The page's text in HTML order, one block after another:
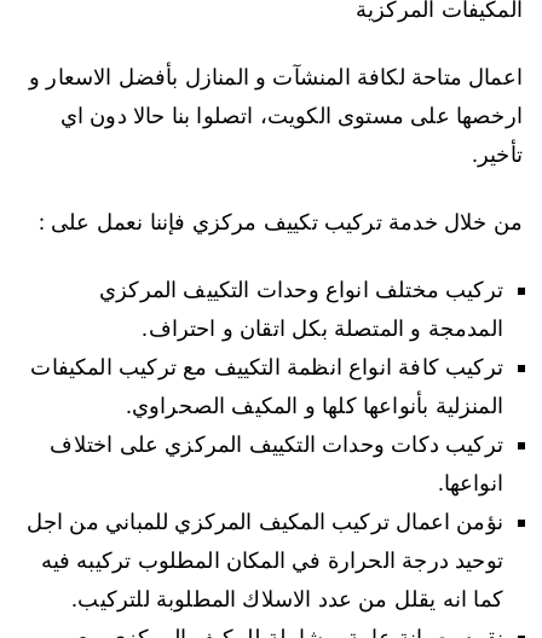
المكيفات المركزية
اعمال متاحة لكافة المنشآت و المنازل بأفضل الاسعار و
ارخصها على مستوى الكويت، اتصلوا بنا حالا دون اي
تأخير.
من خلال خدمة تركيب تكييف مركزي فإننا نعمل على :
تركيب مختلف انواع وحدات التكييف المركزي
المدمجة و المتصلة بكل اتقان و احتراف.
تركيب كافة انواع انظمة التكييف مع تركيب المكيفات
المنزلية بأنواعها كلها و المكيف الصحراوي.
تركيب دكات وحدات التكييف المركزي على اختلاف
انواعها.
نؤمن اعمال تركيب المكيف المركزي للمباني من اجل
توحيد درجة الحرارة في المكان المطلوب تركيبه فيه
كما انه يقلل من عدد الاسلاك المطلوبة للتركيب.